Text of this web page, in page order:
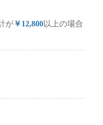
が￥12,800以上の場合